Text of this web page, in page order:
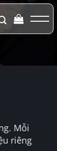
Mỗi
riêng